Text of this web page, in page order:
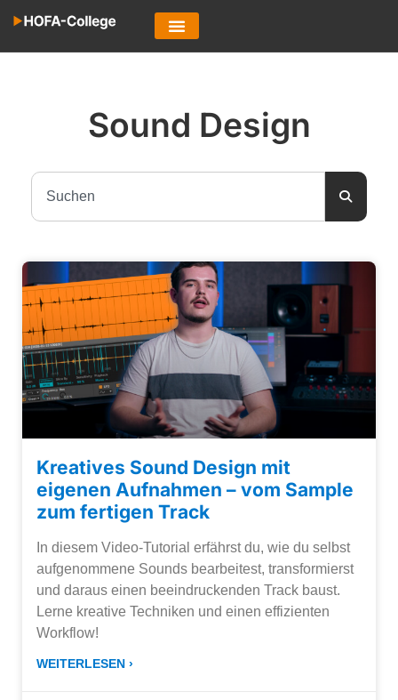
Sound Design
Kreatives Sound Design mit
eigenen Aufnahmen – vom Sample
zum fertigen Track
In diesem Video-Tutorial erfährst du, wie du selbst
aufgenommene Sounds bearbeitest, transformierst
und daraus einen beeindruckenden Track baust.
Lerne kreative Techniken und einen effizienten
Workflow!
WEITERLESEN ›